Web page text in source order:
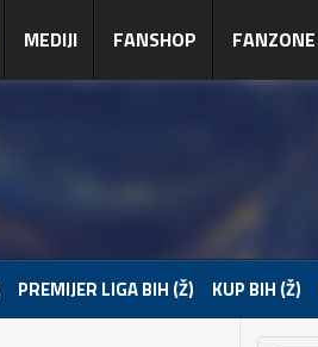
MEDIJI FANSHOP FANZONE
PREMIJER LIGA BIH (Ž) KUP BIH (Ž)